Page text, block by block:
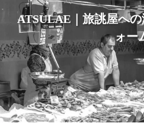
ATSULAE｜旅誂屋へ
ォー